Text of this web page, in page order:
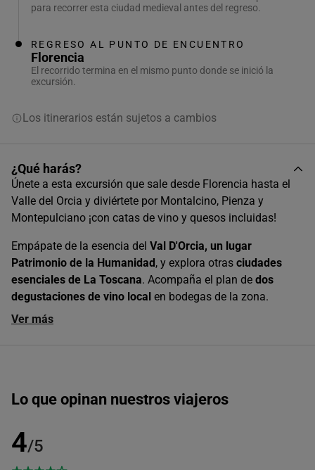
para recorrer esta ciudad medieval antes del regreso.
REGRESO AL PUNTO DE ENCUENTRO
Florencia
El recorrido termina en el mismo punto donde se inició la
excursión.
Los itinerarios están sujetos a cambios
¿Qué harás?
Únete a esta excursión que sale desde Florencia hasta el
Valle del Orcia y diviértete por Montalcino, Pienza y
Montepulciano ¡con catas de vino y quesos incluidas!
Empápate de la esencia del Val D'Orcia, un lugar
Patrimonio de la Humanidad, y explora otras ciudades
esenciales de La Toscana. Acompaña el plan de dos
degustaciones de vino local en bodegas de la zona.
Ver más
Lo que opinan nuestros viajeros
4/5